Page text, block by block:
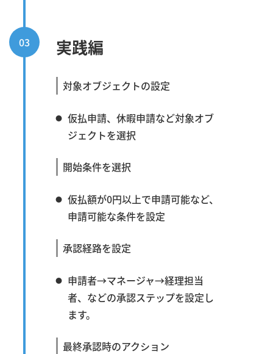
03 実践編
対象オブジェクトの設定
仮払申請、休暇申請など対象オブ
ジェクトを選択
開始条件を選択
仮払額が0円以上で申請可能など、
申請可能な条件を設定
承認経路を設定
申請者→マネージャ→経理担当
者、などの承認ステップを設定し
ます。
最終承認時のアクション